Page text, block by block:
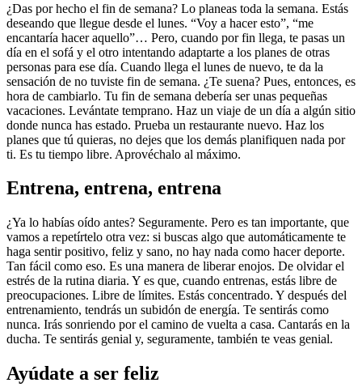
¿Das por hecho el fin de semana? Lo planeas toda la semana. Estás
deseando que llegue desde el lunes. “Voy a hacer esto”, “me
encantaría hacer aquello”… Pero, cuando por fin llega, te pasas un
día en el sofá y el otro intentando adaptarte a los planes de otras
personas para ese día. Cuando llega el lunes de nuevo, te da la
sensación de no tuviste fin de semana. ¿Te suena? Pues, entonces, es
hora de cambiarlo. Tu fin de semana debería ser unas pequeñas
vacaciones. Levántate temprano. Haz un viaje de un día a algún sitio
donde nunca has estado. Prueba un restaurante nuevo. Haz los
planes que tú quieras, no dejes que los demás planifiquen nada por
ti. Es tu tiempo libre. Aprovéchalo al máximo.
Entrena, entrena, entrena
¿Ya lo habías oído antes? Seguramente. Pero es tan importante, que
vamos a repetírtelo otra vez: si buscas algo que automáticamente te
haga sentir positivo, feliz y sano, no hay nada como hacer deporte.
Tan fácil como eso. Es una manera de liberar enojos. De olvidar el
estrés de la rutina diaria. Y es que, cuando entrenas, estás libre de
preocupaciones. Libre de límites. Estás concentrado. Y después del
entrenamiento, tendrás un subidón de energía. Te sentirás como
nunca. Irás sonriendo por el camino de vuelta a casa. Cantarás en la
ducha. Te sentirás genial y, seguramente, también te veas genial.
Ayúdate a ser feliz